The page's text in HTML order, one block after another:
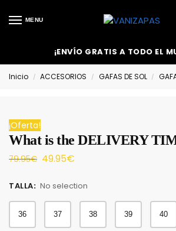
MENU
¡ENVÍO GRATIS A TODO EL
Inicio / ACCESORIOS / GAFAS DE SOL /
¡Oferta!
What is the DELIVERY
79.95€ 49.95€
TALLA: No selection
36 37 38 39 40